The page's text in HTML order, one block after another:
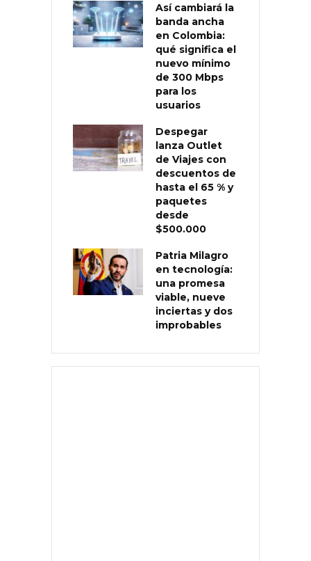
Así cambiará la
banda ancha
en Colombia:
qué significa el
nuevo mínimo
de 300 Mbps
para los
usuarios
Despegar
lanza Outlet
de Viajes con
descuentos de
hasta el 65 % y
paquetes
desde
$500.000
Patria Milagro
en tecnología:
una promesa
viable, nueve
inciertas y dos
improbables